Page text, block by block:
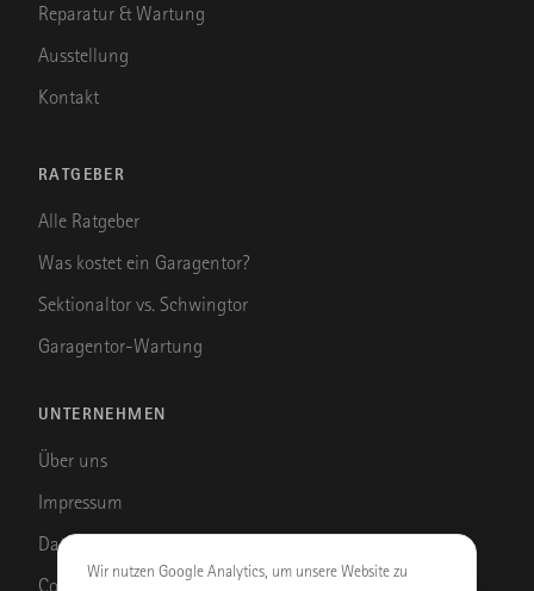
Reparatur & Wartung
Ausstellung
Kontakt
RATGEBER
Alle Ratgeber
Was kostet ein Garagentor?
Sektionaltor vs. Schwingtor
Garagentor-Wartung
UNTERNEHMEN
Über uns
Impressum
Datenschutz
Cookie-Einstellungen
Wir nutzen Google Analytics, um unsere Website zu